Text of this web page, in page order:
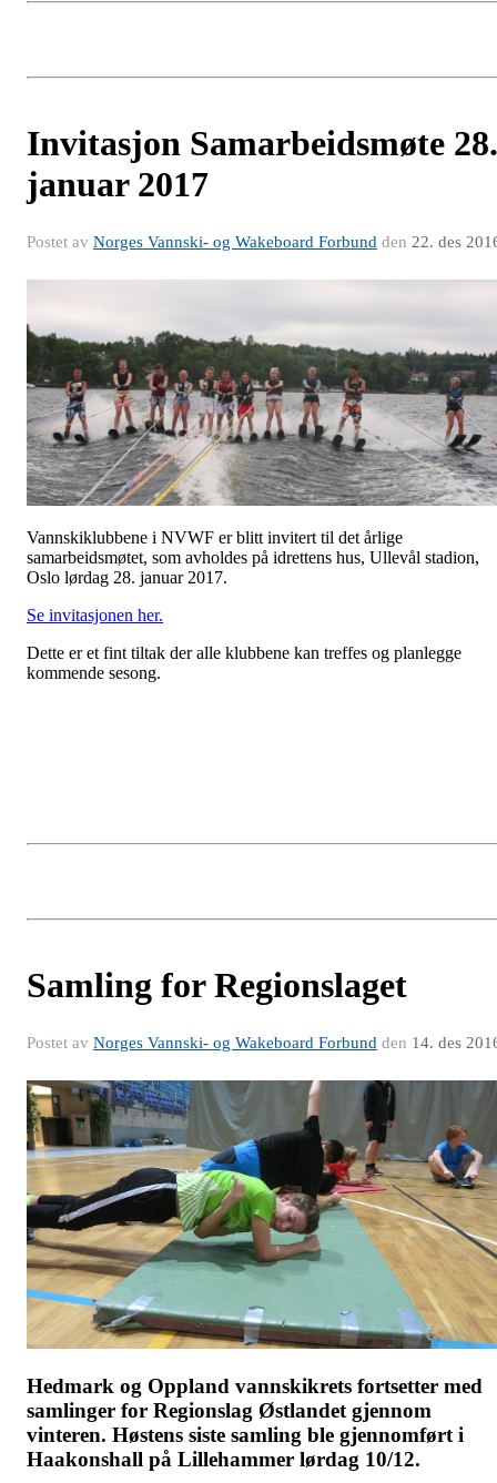
Invitasjon Samarbeidsmøte 28.
januar 2017
Postet av Norges Vannski- og Wakeboard Forbund den 22. des
Vannskiklubbene i NVWF er blitt invitert til det årlige
samarbeidsmøtet, som avholdes på idrettens hus, Ullevål stadion,
Oslo lørdag 28. januar 2017.
Se invitasjonen her.
Dette er et fint tiltak der alle klubbene kan treffes og planlegge
kommende sesong.
Samling for Regionslaget
Postet av Norges Vannski- og Wakeboard Forbund den 14. des
Hedmark og Oppland vannskikrets fortsetter med
samlinger for Regionslag Østlandet gjennom
vinteren. Høstens siste samling ble gjennomført i
Haakonshall på Lillehammer lørdag 10/12.